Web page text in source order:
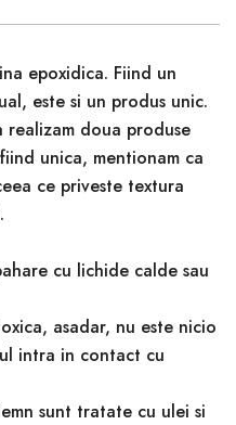
epoxidica. Fiind un
este si un produs unic.
doua produse
unica, mentionam ca
ce priveste textura
cu lichide calde sau
asadar, nu este nicio
intra in contact cu
sunt tratate cu ulei si